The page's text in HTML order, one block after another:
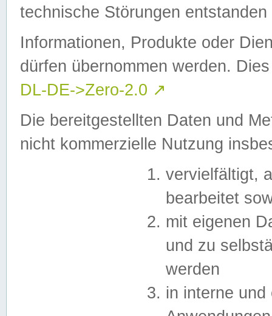
technische Störungen
Informationen, Produkte oder
dürfen übernommen werden.
DL-DE->Zero-2.0 ↗
Die bereitgestellten Daten und
nicht kommerzielle Nutzung
vervielfältigt,
bearbeitet
mit eigenen
und zu
werden
in interne